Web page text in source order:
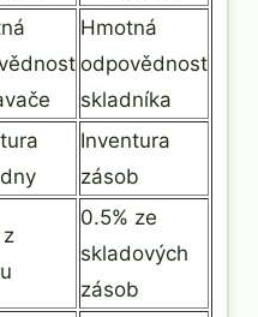
Hmotná
odpovědnost
skladníka
Inventura
zásob
0.5% ze
skladových
zásob